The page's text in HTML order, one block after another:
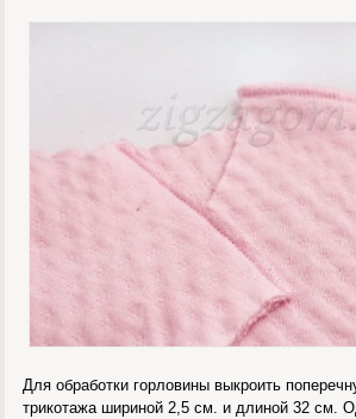
Для обработки горловины выкроить
трикотажа шириной 2,5 см. и длиной 32 см.